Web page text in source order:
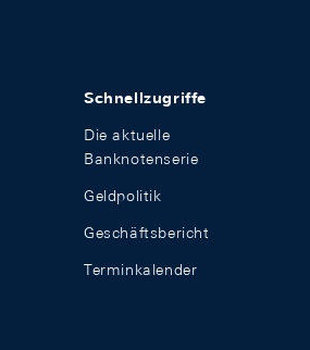
Schnellzugriffe
Die aktuelle
Banknotenserie
Geldpolitik
Geschäftsbericht
Terminkalender